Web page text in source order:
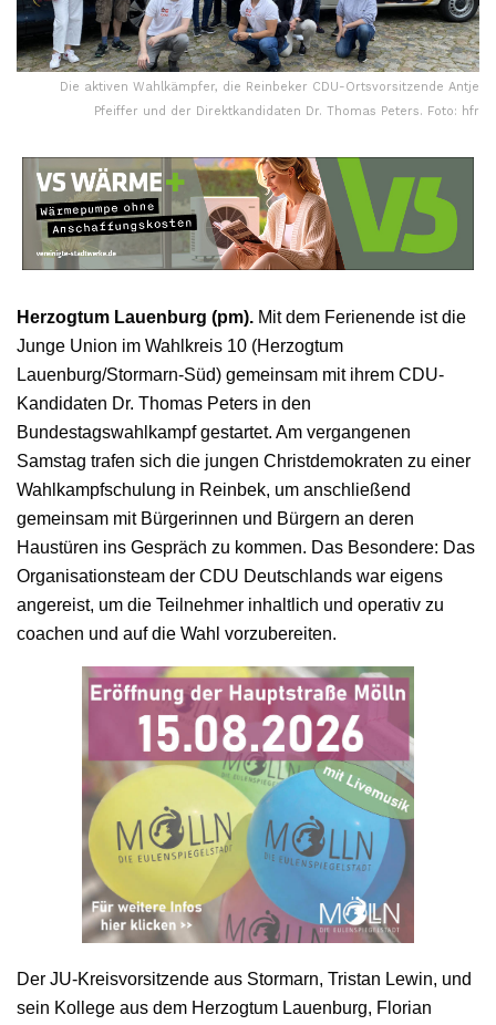
Die aktiven Wahlkämpfer, die Reinbeker CDU-Ortsvorsitzende Antje
Pfeiffer und der Direktkandidaten Dr. Thomas Peters. Foto: hfr
Herzogtum Lauenburg (pm). Mit dem Ferienende ist die
Junge Union im Wahlkreis 10 (Herzogtum
Lauenburg/Stormarn-Süd) gemeinsam mit ihrem CDU-
Kandidaten Dr. Thomas Peters in den
Bundestagswahlkampf gestartet. Am vergangenen
Samstag trafen sich die jungen Christdemokraten zu einer
Wahlkampfschulung in Reinbek, um anschließend
gemeinsam mit Bürgerinnen und Bürgern an deren
Haustüren ins Gespräch zu kommen. Das Besondere: Das
Organisationsteam der CDU Deutschlands war eigens
angereist, um die Teilnehmer inhaltlich und operativ zu
coachen und auf die Wahl vorzubereiten.
Der JU-Kreisvorsitzende aus Stormarn, Tristan Lewin, und
sein Kollege aus dem Herzogtum Lauenburg, Florian